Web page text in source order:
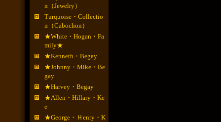
n（Jewelry）
Turquoise・Collectio
n（Cabochon）
★White・Hogan・Fa
mily★
★Kenneth・Begay
★Johnny・Mike・Be
gay
★Harvey・Begay
★Allen・Hillary・Ke
e
★George・Ｈenry・K